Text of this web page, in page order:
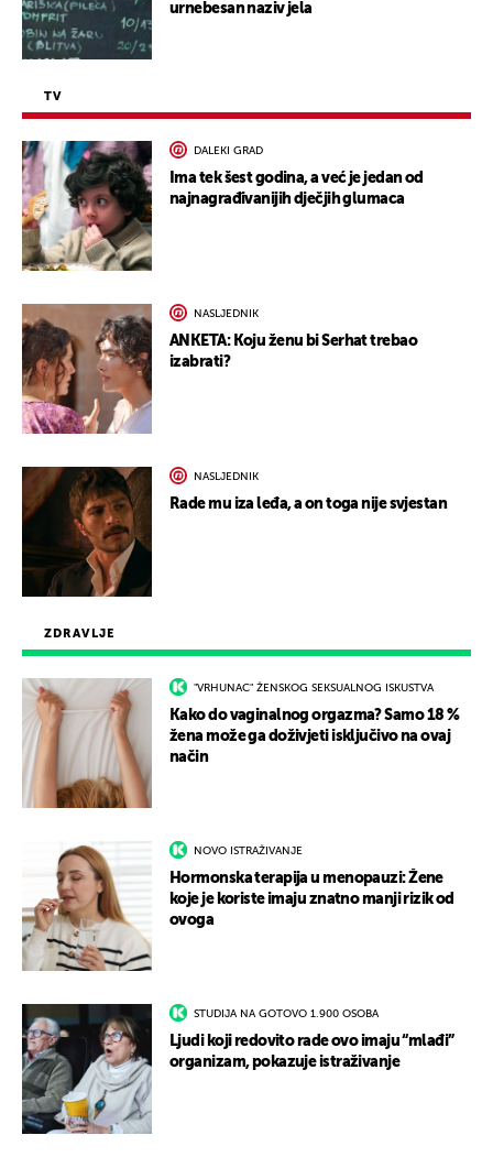
ZDRAVLJE
"VRHUNAC" ŽENSKOG SEKSUALNOG ISKUSTVA
Kako do vaginalnog orgazma? Samo 18 %
žena može ga doživjeti isključivo na ovaj
način
NOVO ISTRAŽIVANJE
Hormonska terapija u menopauzi: Žene
koje je koriste imaju znatno manji rizik od
ovoga
STUDIJA NA GOTOVO 1.900 OSOBA
Ljudi koji redovito rade ovo imaju “mlađi”
organizam, pokazuje istraživanje
urnebesan naziv jela
TV
DALEKI GRAD
Ima tek šest godina, a već je jedan od
najnagrađivanijih dječjih glumaca
NASLJEDNIK
ANKETA: Koju ženu bi Serhat trebao
izabrati?
NASLJEDNIK
Rade mu iza leđa, a on toga nije svjestan